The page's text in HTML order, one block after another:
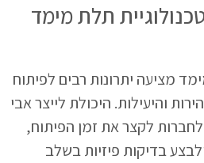
תלת מימד
מציעה יתרונות רבים לפיתוח
והיעילות. היכולת לייצר אבי
לקצר את זמן הפיתוח,
בדיקות פיזיות בשלב